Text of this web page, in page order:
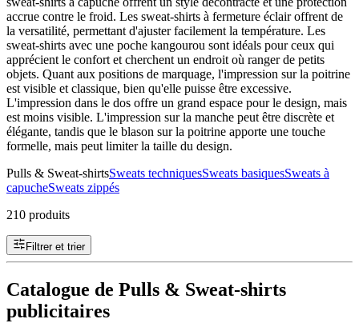
accrue contre le froid. Les sweat-shirts à fermeture éclair offrent de
la versatilité, permettant d'ajuster facilement la température. Les
sweat-shirts avec une poche kangourou sont idéals pour ceux qui
apprécient le confort et cherchent un endroit où ranger de petits
objets. Quant aux positions de marquage, l'impression sur la poitrine
est visible et classique, bien qu'elle puisse être excessive.
L'impression dans le dos offre un grand espace pour le design, mais
est moins visible. L'impression sur la manche peut être discrète et
élégante, tandis que le blason sur la poitrine apporte une touche
formelle, mais peut limiter la taille du design.
Pulls & Sweat-shirtsSweats techniquesSweats basiquesSweats à
capucheSweats zippés
210 produits
Filtrer et trier
Catalogue de Pulls & Sweat-shirts
publicitaires